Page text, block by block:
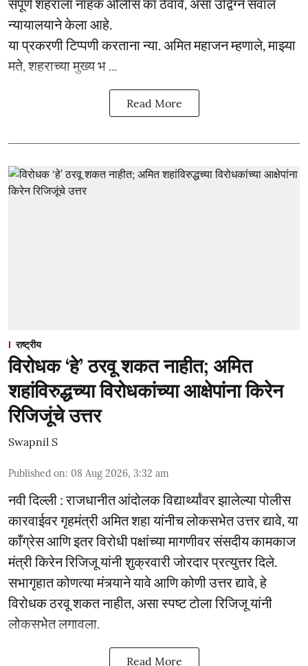
संपूर्ण शहराला नाहक ओलीस का ठेवावे, असा उद्विग्न सवाल
न्यायालयाने केला आहे.
या प्रकरणी टिप्पणी करताना न्या. अमित महाजन म्हणाले, माझ्या
मते, शहराच्या मुख्य भ ...
Read More
राष्ट्रीय
विरोधक ‘हे’ ठरवू शकत नाहीत; अमित
शहांविरुद्धच्या विरोधकांच्या आक्षेपांना किरेन
रिजिजूंचे उत्तर
Swapnil S
Published on: 08 Aug 2026, 3:32 am
नवी दिल्ली : राजधानीत आंदोलक विद्यार्थ्यांवर झालेल्या पोलीस
कारवाईवर गृहमंत्री अमित शहा यांनीच लोकसभेत उत्तर द्यावे, या
काँग्रेस आणि इतर विरोधी पक्षांच्या मागणीवर संसदीय कामकाज
मंत्री किरेन रिजिजू यांनी शुक्रवारी जोरदार प्रत्युत्तर दिले.
सभागृहात कोणत्या मंत्र्याने यावे आणि कोणी उत्तर द्यावे, हे
विरोधक ठरवू शकत नाहीत, असा स्पष्ट टोला रिजिजू यांनी
लोकसभेत लगावला.
Read More